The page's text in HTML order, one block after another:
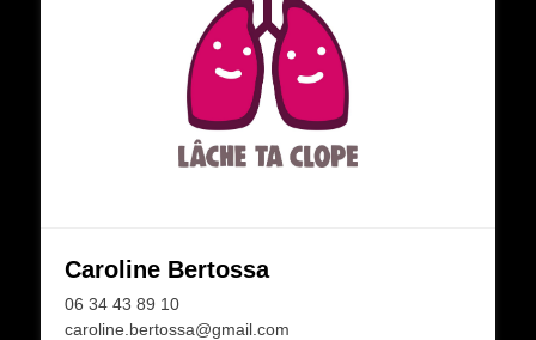
Caroline Bertossa
06 34 43 89 10
caroline.bertossa@gmail.com